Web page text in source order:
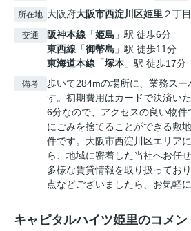
所在地 大阪府大阪市西淀川区姫里２丁
交通 阪神本線 「姫島 」駅 徒歩6分
東西線 「御幣島 」駅 徒歩11分
東海道本線 「塚本 」駅 徒歩17分
備考
歩いて284mの場所に、業務スー
す。初期費用はカードで決済い
6分なので、アクセスの良い物
にごみを捨てることができる敷
件です。大阪市西淀川区エリア
ら、地域に密着した当社へお任
多様な賃貸情報を取り扱ってお
点などございましたら、お気軽
キャピタルハイツ姫里のコメ